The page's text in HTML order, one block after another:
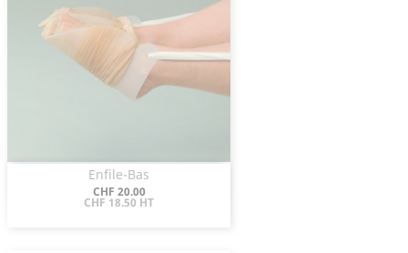
Enfile-Bas
Prix
CHF 20.00
CHF 18.50 HT
Aperçu rapide